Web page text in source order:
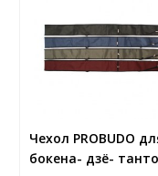
Чехол PROBUDO
бокена- дзё- танто